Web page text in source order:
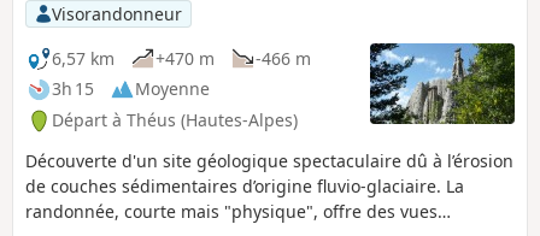
Visorandonneur
6,57 km
+470 m
-466 m
3h 15
Moyenne
Départ à Théus (Hautes-Alpes)
Découverte d'un site géologique spectaculaire dû à l’érosion
de couches sédimentaires d’origine fluvio-glaciaire. La
randonnée, courte mais "physique", offre des vues